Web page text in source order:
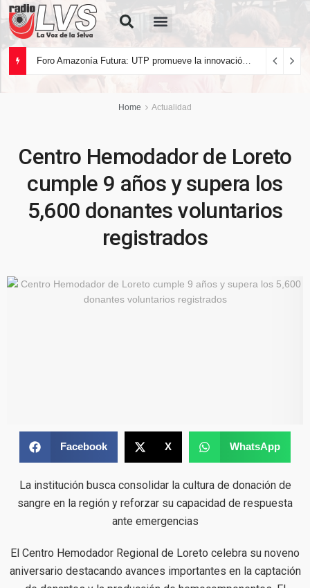
Home Actualidad
Centro Hemodador de Loreto
cumple 9 años y supera los
5,600 donantes voluntarios
registrados
Facebook X WhatsApp
La institución busca consolidar la cultura de donación de
sangre en la región y reforzar su capacidad de respuesta
ante emergencias
El Centro Hemodador Regional de Loreto celebra su noveno
aniversario destacando avances importantes en la captación